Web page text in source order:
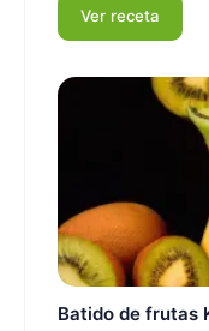
Ver receta
Batido de frutas